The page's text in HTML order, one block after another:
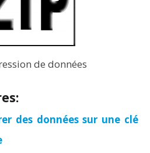
de données
des données sur une clé